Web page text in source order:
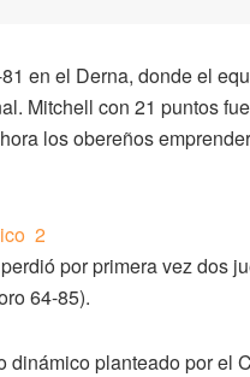
en el Derna, donde el
Mitchell con 21 puntos
los obereños
por primera vez dos
64-85).
dinámico planteado por el